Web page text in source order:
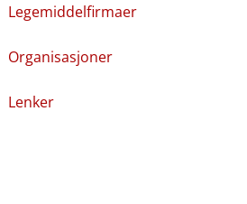
Legemiddelfirmaer
Organisasjoner
Lenker